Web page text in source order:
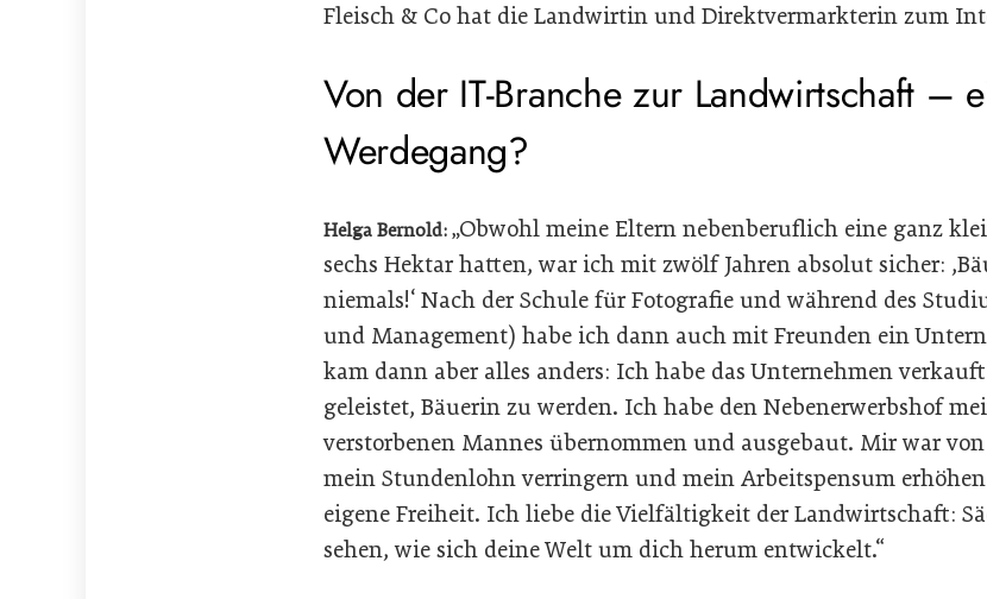
Fleisch & Co hat die Landwirtin und Direktvermarkterin zum
Von der IT-Branche zur Landwirtschaft –
Werdegang?
Helga Bernold: „Obwohl meine Eltern nebenberuflich eine ganz
sechs Hektar hatten, war ich mit zwölf Jahren absolut sicher:
niemals!‘ Nach der Schule für Fotografie und während des
und Management) habe ich dann auch mit Freunden ein
kam dann aber alles anders: Ich habe das Unternehmen
geleistet, Bäuerin zu werden. Ich habe den Nebenerwerbshof
verstorbenen Mannes übernommen und ausgebaut. Mir war
mein Stundenlohn verringern und mein Arbeitspensum
eigene Freiheit. Ich liebe die Vielfältigkeit der Landwirtschaft:
sehen, wie sich deine Welt um dich herum entwickelt.“